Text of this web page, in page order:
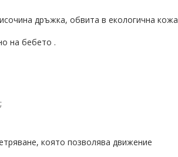
дръжка, обвита в екологична кожа
на бебето .
която позволява движение